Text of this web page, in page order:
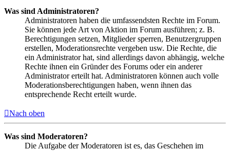
Was sind Administratoren?
Administratoren haben die umfassendsten Rechte im Forum.
Sie können jede Art von Aktion im Forum ausführen; z. B.
Berechtigungen setzen, Mitglieder sperren, Benutzergruppen
erstellen, Moderationsrechte vergeben usw. Die Rechte, die
ein Administrator hat, sind allerdings davon abhängig, welche
Rechte ihnen ein Gründer des Forums oder ein anderer
Administrator erteilt hat. Administratoren können auch volle
Moderationsberechtigungen haben, wenn ihnen das
entsprechende Recht erteilt wurde.
Nach oben
Was sind Moderatoren?
Die Aufgabe der Moderatoren ist es, das Geschehen im